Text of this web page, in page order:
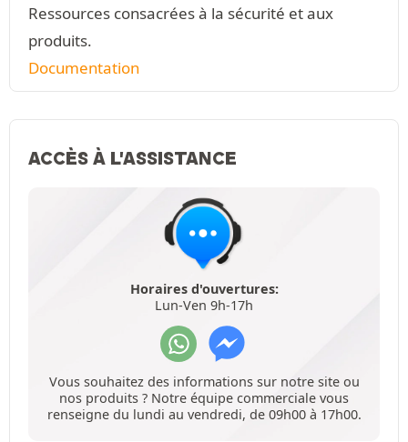
Ressources consacrées à la sécurité et aux
produits.
Documentation
ACCÈS À L'ASSISTANCE
Horaires d'ouvertures:
Lun-Ven 9h-17h
Vous souhaitez des informations sur notre site ou
nos produits ? Notre équipe commerciale vous
renseigne du lundi au vendredi, de 09h00 à 17h00.